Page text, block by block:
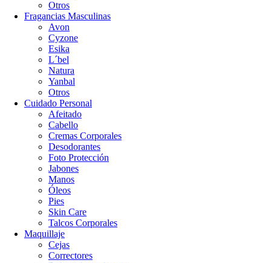
Otros
Fragancias Masculinas
Avon
Cyzone
Esika
L´bel
Natura
Yanbal
Otros
Cuidado Personal
Afeitado
Cabello
Cremas Corporales
Desodorantes
Foto Protección
Jabones
Manos
Óleos
Pies
Skin Care
Talcos Corporales
Maquillaje
Cejas
Correctores